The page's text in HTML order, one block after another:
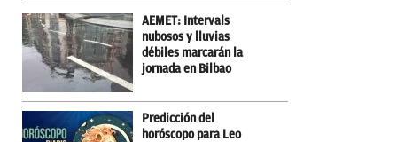
AEMET: Intervals
nubosos y lluvias
débiles marcarán la
jornada en Bilbao
Predicción del
horóscopo para Leo